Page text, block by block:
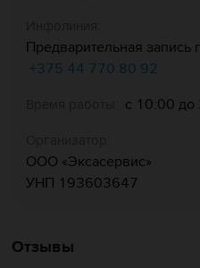
Предварительная запись
+375 44 770 80 92
с 10:00 до
ООО «Эксасервис»
УНП 193603647
Отзывы